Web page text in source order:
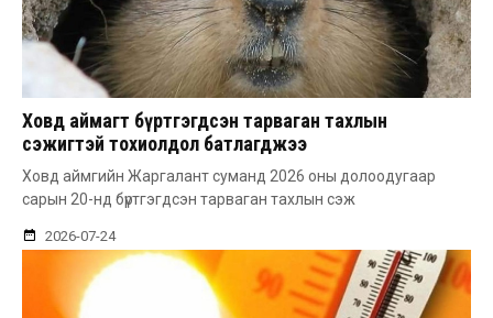
Ховд аймагт бүртгэгдсэн тарваган тахлын
сэжигтэй тохиолдол батлагджээ
Ховд аймгийн Жаргалант суманд 2026 оны долоодугаар
сарын 20-нд бүртгэгдсэн тарваган тахлын сэж
2026-07-24